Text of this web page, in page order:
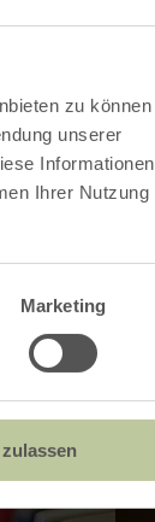
zu können
unserer
Informationen
Ihrer Nutzung
Marketing